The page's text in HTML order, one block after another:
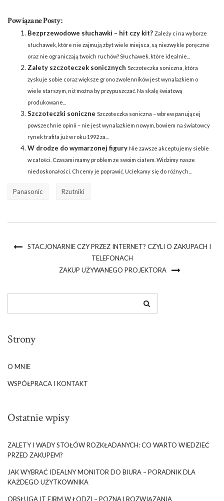
Powiązane Posty:
Bezprzewodowe słuchawki – hit czy kit? Zależy ci na wyborze
słuchawek, które nie zajmują zbyt wiele miejsca, są niezwykle poręczne
oraz nie ograniczają twoich ruchów? Słuchawek, które idealnie...
Zalety szczoteczek sonicznych Szczoteczka soniczna, która
zyskuje sobie coraz większe grono zwolenników jest wynalazkiem o
wiele starszym, niż można by przypuszczać. Na skalę światową
produkowane...
Szczoteczki soniczne Szczoteczka soniczna – wbrew panującej
powszechnie opinii – nie jest wynalazkiem nowym, bowiem na światowcy
rynek trafiła już w roku 1992 za...
W drodze do wymarzonej figury Nie zawsze akceptujemy siebie
w całości. Czasami mamy problem ze swoim ciałem. Widzimy nasze
niedoskonałości. Chcemy je poprawić. Uciekamy się do różnych...
Panasonic Rzutniki
STACJONARNIE CZY PRZEZ INTERNET? CZYLI O ZAKUPACH I
TELEFONACH
ZAKUP UŻYWANEGO PROJEKTORA
Strony
O MNIE
WSPÓŁPRACA I KONTAKT
Ostatnie wpisy
ZALETY I WADY STOŁÓW ROZKŁADANYCH: CO WARTO WIEDZIEĆ
PRZED ZAKUPEM?
JAK WYBRAĆ IDEALNY MONITOR DO BIURA – PORADNIK DLA
KAŻDEGO UŻYTKOWNIKA
OBSŁUGA IT FIRM W ŁODZI – POZNAJ ROZWIĄZANIA